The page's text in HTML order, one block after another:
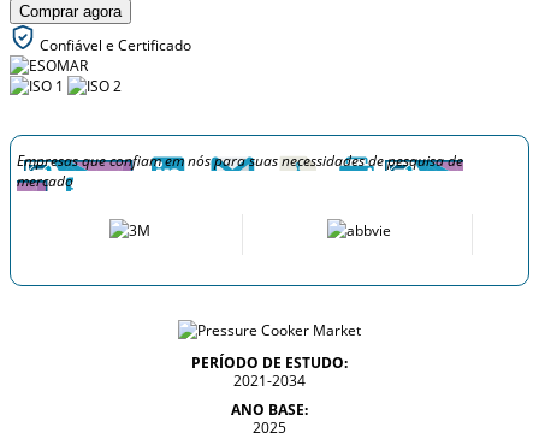
Comprar agora
Confiável e Certificado
Empresas que confiam em nós para suas necessidades de pesquisa de
mercado
PERÍODO DE ESTUDO:
2021-2034
ANO BASE:
2025